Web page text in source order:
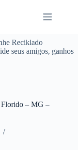
Reciklado
seus amigos, ganhos
Florido – MG –